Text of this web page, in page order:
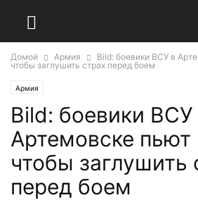
Домой Армия
Bild: боевики ВСУ в
чтобы заглушить страх перед боем
Армия
Bild: боевики ВСУ
Артемовске пьют
чтобы заглушить
перед боем